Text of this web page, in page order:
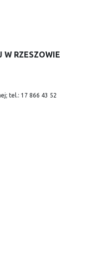
W RZESZOWIE
tel.: 17 866 43 52